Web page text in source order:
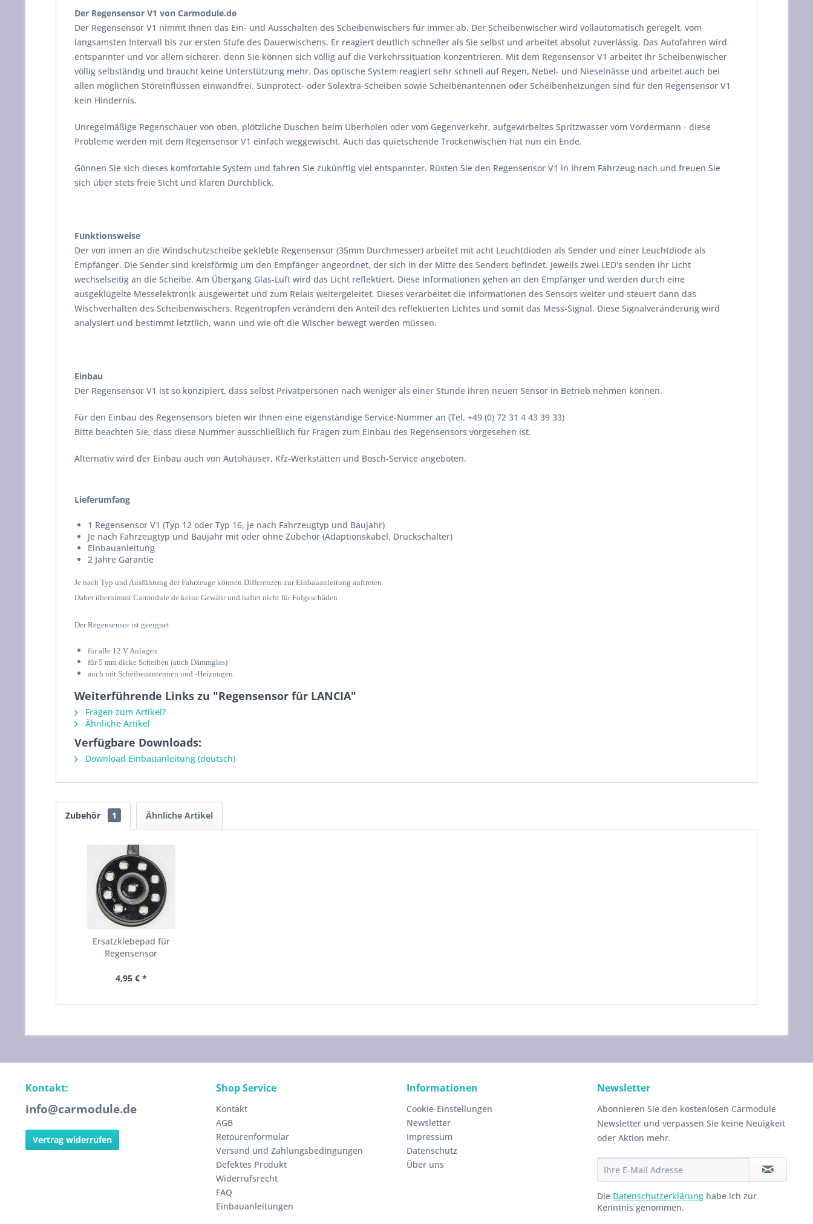
Der Regensensor V1 von Carmodule.de
Der Regensensor V1 nimmt Ihnen das Ein- und Ausschalten des Scheibenwischers für immer ab. Der Scheibenwischer wird vollautomatisch geregelt, vom
langsamsten Intervall bis zur ersten Stufe des Dauerwischens. Er reagiert deutlich schneller als Sie selbst und arbeitet absolut zuverlässig. Das Autofahren wird
entspannter und vor allem sicherer, denn Sie können sich völlig auf die Verkehrssituation konzentrieren. Mit dem Regensensor V1 arbeitet Ihr Scheibenwischer
völlig selbständig und braucht keine Unterstützung mehr. Das optische System reagiert sehr schnell auf Regen, Nebel- und Nieselnässe und arbeitet auch bei
allen möglichen Störeinflüssen einwandfrei. Sunprotect- oder Solextra-Scheiben sowie Scheibenantennen oder Scheibenheizungen sind für den Regensensor V1
kein Hindernis.
Unregelmäßige Regenschauer von oben, plötzliche Duschen beim Überholen oder vom Gegenverkehr, aufgewirbeltes Spritzwasser vom Vordermann - diese
Probleme werden mit dem Regensensor V1 einfach weggewischt. Auch das quietschende Trockenwischen hat nun ein Ende.
Gönnen Sie sich dieses komfortable System und fahren Sie zukünftig viel entspannter. Rüsten Sie den Regensensor V1 in Ihrem Fahrzeug nach und freuen Sie
sich über stets freie Sicht und klaren Durchblick.
Funktionsweise
Der von innen an die Windschutzscheibe geklebte Regensensor (35mm Durchmesser) arbeitet mit acht Leuchtdioden als Sender und einer Leuchtdiode als
Empfänger. Die Sender sind kreisförmig um den Empfänger angeordnet, der sich in der Mitte des Senders befindet. Jeweils zwei LED's senden ihr Licht
wechselseitig an die Scheibe. Am Übergang Glas-Luft wird das Licht reflektiert. Diese Informationen gehen an den Empfänger und werden durch eine
ausgeklügelte Messelektronik ausgewertet und zum Relais weitergeleitet. Dieses verarbeitet die Informationen des Sensors weiter und steuert dann das
Wischverhalten des Scheibenwischers. Regentropfen verändern den Anteil des reflektierten Lichtes und somit das Mess-Signal. Diese Signalveränderung wird
analysiert und bestimmt letztlich, wann und wie oft die Wischer bewegt werden müssen.
Einbau
Der Regensensor V1 ist so konzipiert, dass selbst Privatpersonen nach weniger als einer Stunde ihren neuen Sensor in Betrieb nehmen können.
Für den Einbau des Regensensors bieten wir Ihnen eine eigenständige Service-Nummer an (Tel. +49 (0) 72 31 4 43 39 33)
Bitte beachten Sie, dass diese Nummer ausschließlich für Fragen zum Einbau des Regensensors vorgesehen ist.
Alternativ wird der Einbau auch von Autohäuser, Kfz-Werkstätten und Bosch-Service angeboten.
Lieferumfang
1 Regensensor V1 (Typ 12 oder Typ 16, je nach Fahrzeugtyp und Baujahr)
Je nach Fahrzeugtyp und Baujahr mit oder ohne Zubehör (Adaptionskabel, Druckschalter)
Einbauanleitung
2 Jahre Garantie
Je nach Typ und Ausführung der Fahrzeuge können Differenzen zur Einbauanleitung auftreten.
Daher übernimmt Carmodule.de keine Gewähr und haftet nicht für Folgeschäden.
Der Regensensor ist geeignet
für alle 12 V Anlagen
für 5 mm dicke Scheiben (auch Dämmglas)
auch mit Scheibenantennen und -Heizungen.
Weiterführende Links zu "Regensensor für LANCIA"
Fragen zum Artikel?
Ähnliche Artikel
Verfügbare Downloads:
Download Einbauanleitung (deutsch)
Zubehör 1 Ähnliche Artikel
Ersatzklebepad für
Regensensor
4,95 € *
Kontakt:
info@carmodule.de
Vertrag widerrufen
Shop Service
Kontakt
AGB
Retourenformular
Versand und Zahlungsbedingungen
Defektes Produkt
Widerrufsrecht
FAQ
Einbauanleitungen
Informationen
Cookie-Einstellungen
Newsletter
Impressum
Datenschutz
Über uns
Newsletter
Abonnieren Sie den kostenlosen Carmodule
Newsletter und verpassen Sie keine Neuigkeit
oder Aktion mehr.
Die Datenschutzerklärung habe ich zur
Kenntnis genommen.